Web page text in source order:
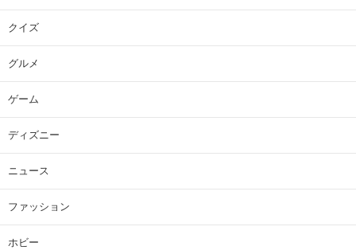
クイズ
グルメ
ゲーム
ディズニー
ニュース
ファッション
ホビー